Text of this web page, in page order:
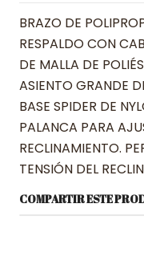
BRAZO DE
RESPALDO CON
DE MALLA DE
ASIENTO GRANDE
BASE SPIDER DE
PALANCA PARA
RECLINAMIENTO.
TENSIÓN DEL
COMPARTIR ESTE